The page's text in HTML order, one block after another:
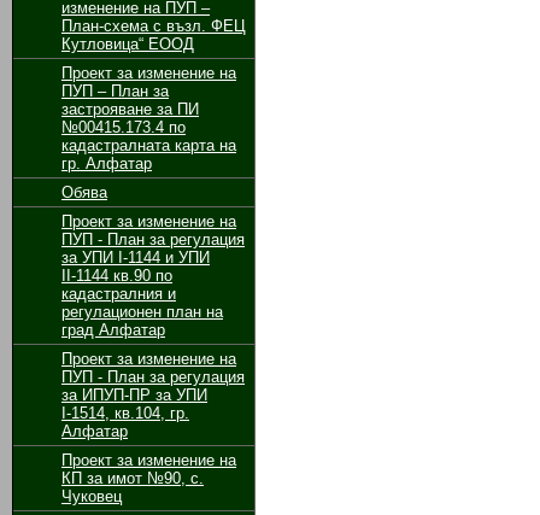
изменение на ПУП –
План-схема с възл. ФЕЦ
Кутловица“ ЕООД
Проект за изменение на
ПУП – План за
застрояване за ПИ
№00415.173.4 по
кадастралната карта на
гр. Алфатар
Обява
Проект за изменение на
ПУП - План за регулация
за УПИ І-1144 и УПИ
ІІ-1144 кв.90 по
кадастралния и
регулационен план на
град Алфатар
Проект за изменение на
ПУП - План за регулация
за ИПУП-ПР за УПИ
І-1514, кв.104, гр.
Алфатар
Проект за изменение на
КП за имот №90, с.
Чуковец